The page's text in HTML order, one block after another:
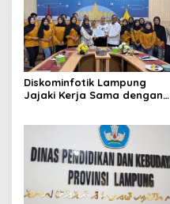
Diskominfotik Lampung
Jajaki Kerja Sama dengan
Ekosistem Data Daerah